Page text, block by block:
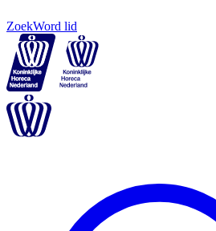
ZoekWord lid